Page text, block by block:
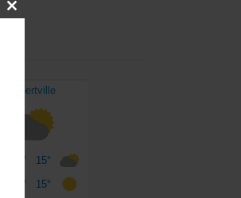
CLOSE